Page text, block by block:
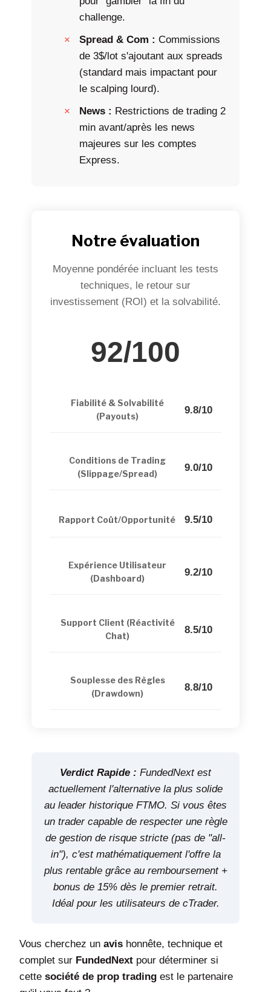
challenge.
Spread & Com : Commissions
de 3$/lot s'ajoutant aux spreads
(standard mais impactant pour
le scalping lourd).
News : Restrictions de trading 2
min avant/après les news
majeures sur les comptes
Express.
Notre évaluation
Moyenne pondérée incluant les tests
techniques, le retour sur
investissement (ROI) et la solvabilité.
92/100
Fiabilité & Solvabilité
(Payouts)
9.8/10
Conditions de Trading
(Slippage/Spread)
9.0/10
Rapport Coût/Opportunité 9.5/10
Expérience Utilisateur
(Dashboard)
9.2/10
Support Client (Réactivité
Chat)
8.5/10
Souplesse des Règles
(Drawdown)
8.8/10
Verdict Rapide : FundedNext est
actuellement l'alternative la plus solide
au leader historique FTMO. Si vous êtes
un trader capable de respecter une règle
de gestion de risque stricte (pas de "all-
in"), c'est mathématiquement l'offre la
plus rentable grâce au remboursement +
bonus de 15% dès le premier retrait.
Idéal pour les utilisateurs de cTrader.
Vous cherchez un avis honnête, technique et
complet sur FundedNext pour déterminer si
cette société de prop trading est le partenaire